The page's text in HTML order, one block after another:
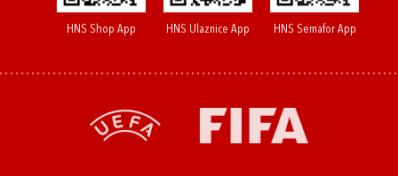
HNS Shop App HNS Ulaznice App HNS Semafor App